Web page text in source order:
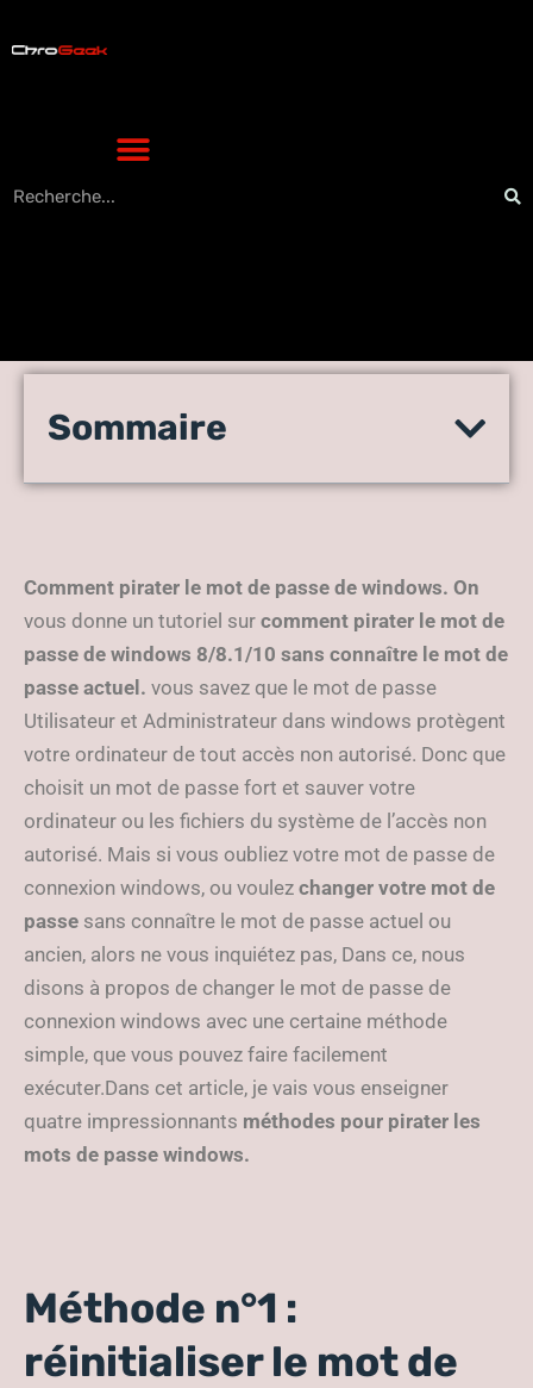
Comment pirater n’importe
facilement (Dernière)
Sommaire
Comment pirater le mot de passe de windows. On
vous donne un tutoriel sur comment pirater le mot de
passe de windows 8/8.1/10 sans connaître le mot de
passe actuel. vous savez que le mot de passe
Utilisateur et Administrateur dans windows protègent
votre ordinateur de tout accès non autorisé. Donc que
choisit un mot de passe fort et sauver votre
ordinateur ou les fichiers du système de l’accès non
autorisé. Mais si vous oubliez votre mot de passe de
connexion windows, ou voulez changer votre mot de
passe sans connaître le mot de passe actuel ou
ancien, alors ne vous inquiétez pas, Dans ce, nous
disons à propos de changer le mot de passe de
connexion windows avec une certaine méthode
simple, que vous pouvez faire facilement
exécuter.Dans cet article, je vais vous enseigner
quatre impressionnants méthodes pour pirater les
mots de passe windows.
Méthode n°1 :
réinitialiser le mot de